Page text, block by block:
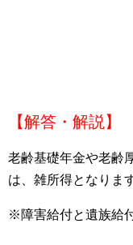
【解答・解説】
老齢基礎年金や老齢
は、雑所得となりま
※障害給付と遺族給